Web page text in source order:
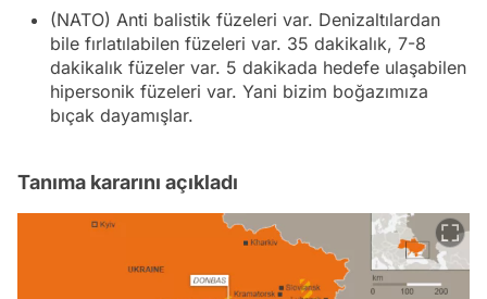
(NATO) Anti balistik füzeleri var. Denizaltılardan
bile fırlatılabilen füzeleri var. 35 dakikalık, 7-8
dakikalık füzeler var. 5 dakikada hedefe ulaşabilen
hipersonik füzeleri var. Yani bizim boğazımıza
bıçak dayamışlar.
Tanıma kararını açıkladı